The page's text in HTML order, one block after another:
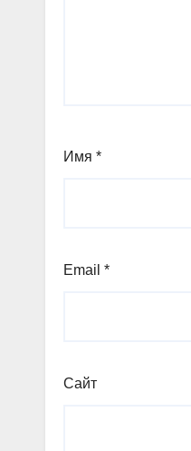
Имя *
Email *
Сайт